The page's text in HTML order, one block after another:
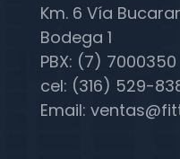
Km. 6 Vía
Bodega 1
PBX: (7) 7000350
cel: (316) 529-
Email: